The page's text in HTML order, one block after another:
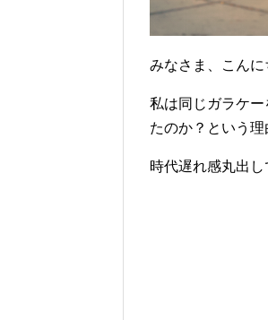
みなさま、こん
私は同じガラケ
たのか？という理
時代遅れ感丸出